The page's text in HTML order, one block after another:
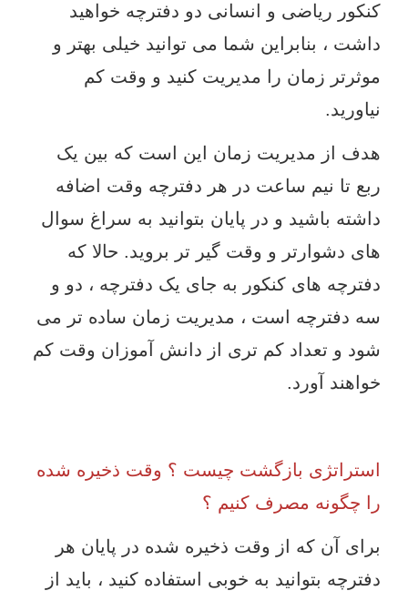
کنکور ریاضی و انسانی دو دفترچه خواهید
داشت ، بنابراین شما می توانید خیلی بهتر و
موثرتر زمان را مدیریت کنید و وقت کم
نیاورید.
هدف از مدیریت زمان این است که بین یک
ربع تا نیم ساعت در هر دفترچه وقت اضافه
داشته باشید و در پایان بتوانید به سراغ سوال
های دشوارتر و وقت گیر تر بروید. حالا که
دفترچه های کنکور به جای یک دفترچه ، دو و
سه دفترچه است ، مدیریت زمان ساده تر می
شود و تعداد کم تری از دانش آموزان وقت کم
خواهند آورد.
استراتژی بازگشت چیست ؟ وقت ذخیره شده
را چگونه مصرف کنیم ؟
برای آن که از وقت ذخیره شده در پایان هر
دفترچه بتوانید به خوبی استفاده کنید ، باید از